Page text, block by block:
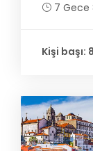
7 Gece
Kişi başı: